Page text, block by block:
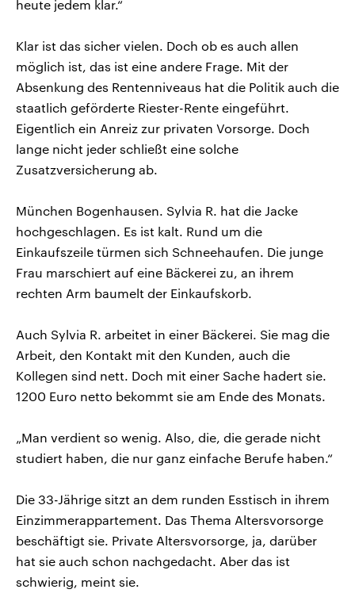
heute jedem klar.“
Klar ist das sicher vielen. Doch ob es auch allen
möglich ist, das ist eine andere Frage. Mit der
Absenkung des Rentenniveaus hat die Politik auch die
staatlich geförderte Riester-Rente eingeführt.
Eigentlich ein Anreiz zur privaten Vorsorge. Doch
lange nicht jeder schließt eine solche
Zusatzversicherung ab.
München Bogenhausen. Sylvia R. hat die Jacke
hochgeschlagen. Es ist kalt. Rund um die
Einkaufszeile türmen sich Schneehaufen. Die junge
Frau marschiert auf eine Bäckerei zu, an ihrem
rechten Arm baumelt der Einkaufskorb.
Auch Sylvia R. arbeitet in einer Bäckerei. Sie mag die
Arbeit, den Kontakt mit den Kunden, auch die
Kollegen sind nett. Doch mit einer Sache hadert sie.
1200 Euro netto bekommt sie am Ende des Monats.
„Man verdient so wenig. Also, die, die gerade nicht
studiert haben, die nur ganz einfache Berufe haben.“
Die 33-Jährige sitzt an dem runden Esstisch in ihrem
Einzimmerappartement. Das Thema Altersvorsorge
beschäftigt sie. Private Altersvorsorge, ja, darüber
hat sie auch schon nachgedacht. Aber das ist
schwierig, meint sie.